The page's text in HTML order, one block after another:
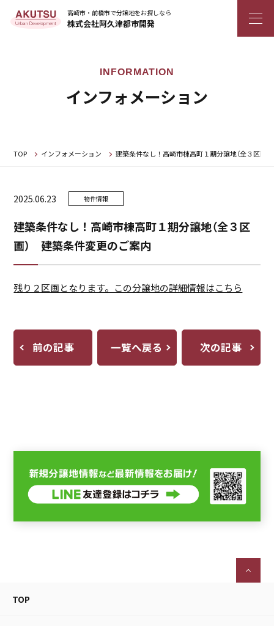
高崎市・前橋市で分譲地をお探しなら
株式会社阿久津都市開発
インフォメーション
TOP インフォメーション 建築条件なし！高崎市棟高町１期分譲地（全３区画
2025.06.23 物件情報
建築条件なし！高崎市棟高町１期分譲地（全３区
画） 建築条件変更のご案内
残り２区画となります。この分譲地の詳細情報はこちら
前の記事 一覧へ戻る 次の記事
TOP